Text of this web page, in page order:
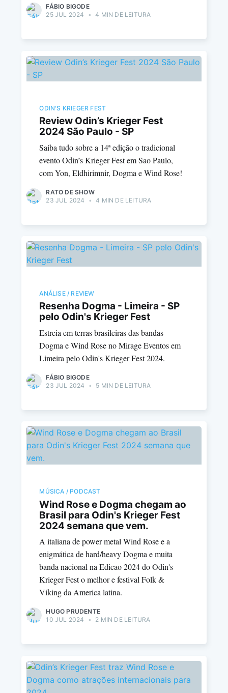
FÁBIO BIGODE
25 JUL 2024
• 4 MIN DE LEITURA
ODIN'S KRIEGER FEST
Review Odin’s Krieger Fest
2024 São Paulo - SP
Saiba tudo sobre a 14ª edição o tradicional
evento Odin’s Krieger Fest em Sao Paulo,
com Yon, Eldhirimnir, Dogma e Wind Rose!
RATO DE SHOW
23 JUL 2024
• 4 MIN DE LEITURA
ANÁLISE / REVIEW
Resenha Dogma - Limeira - SP
pelo Odin's Krieger Fest
Estreia em terras brasileiras das bandas
Dogma e Wind Rose no Mirage Eventos em
Limeira pelo Odin's Krieger Fest 2024.
FÁBIO BIGODE
23 JUL 2024
• 5 MIN DE LEITURA
MÚSICA / PODCAST
Wind Rose e Dogma chegam ao
Brasil para Odin's Krieger Fest
2024 semana que vem.
A italiana de power metal Wind Rose e a
enigmática de hard/heavy Dogma e muita
banda nacional na Edicao 2024 do Odin's
Krieger Fest o melhor e festival Folk &
Viking da America latina.
HUGO PRUDENTE
10 JUL 2024
• 2 MIN DE LEITURA